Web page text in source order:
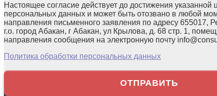
Настоящее согласие действует до достижения указанной
персональных данных и может быть отозвано в любой
направления письменного заявления по адресу 655017,
г.о. город Абакан, г Абакан, ул Крылова, д. 68 стр. 1,
направления сообщения на электронную почту
Политика обработки персональных данных